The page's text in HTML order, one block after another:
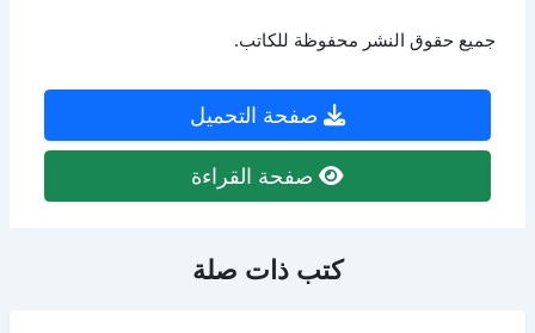
جميع حقوق النشر محفوظة للكاتب.
صفحة التحميل
صفحة القراءة
كتب ذات صلة